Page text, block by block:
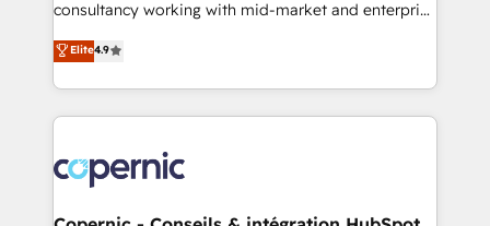
growth • Create content and videos that attract
buyers • Use AI to scale smarter Our coaching-led
lasts. So if you're ready to become the most trusted
voice in your market, let’s talk.
consultancy working with mid-market and enterprise
businesses. We go beyond implementation, shaping
the strategy, processes, and teams that turn
HubSpot into a genuine growth engine. Named
HubSpot's Global Partner of the Year in 2024,
worldwide, and with over 15 years in the ecosystem,
Huble has built a track record that speaks for itself.
One company, one operating model, delivering
Elite4.9